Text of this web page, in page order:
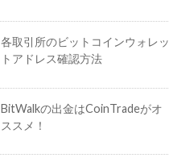
各取引所のビットコインウォレッ
トアドレス確認方法
BitWalkの出金はCoinTradeがオ
ススメ！